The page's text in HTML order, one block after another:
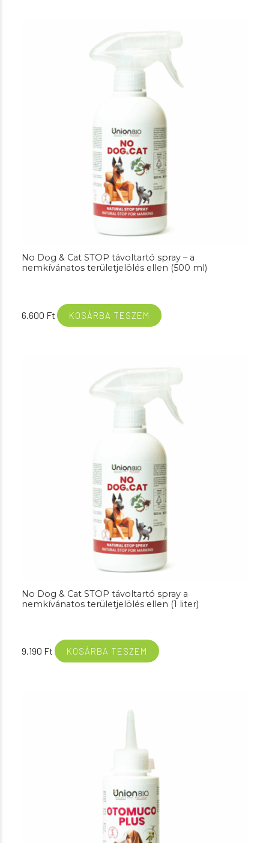
No Dog & Cat STOP távoltartó spray – a
nemkívánatos területjelölés ellen (500 ml)
6.600 Ft KOSÁRBA TESZEM
No Dog & Cat STOP távoltartó spray a
nemkívánatos területjelölés ellen (1 liter)
9.190 Ft KOSÁRBA TESZEM